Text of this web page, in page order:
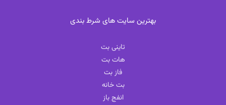
بهترین سایت های شرط بندی
تاینی بت
هات بت
فاز بت
بت خانه
انفج باز